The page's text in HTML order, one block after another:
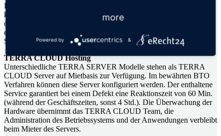
Im Housing-Bereich können einzelne Höheneinheiten und
komplette Racks angemietet werden. Bereits vorhandene Server
oder neue, individuelle Serverkonfigurationen können wir Ihnen in
einer sicheren Umgebung bereitstellen. Die Hard- und
Softwareverwaltung verbleibt beim Eigentümer der Server.
TERRA CLOUD Hosting
Unterschiedliche TERRA SERVER Modelle stehen als TERRA
CLOUD Server auf Mietbasis zur Verfügung. Im bewährten BTO
Verfahren können diese Server konfiguriert werden. Der enthaltene
Service garantiert bei einem Defekt eine Reaktionszeit von 60 Min.
(während der Geschäftszeiten, sonst 4 Std.). Die Überwachung der
Hardware übernimmt das TERRA CLOUD Team, die
Administration des Betriebssystems und der Anwendungen verbleibt
beim Mieter des Servers.
more
Powered by &